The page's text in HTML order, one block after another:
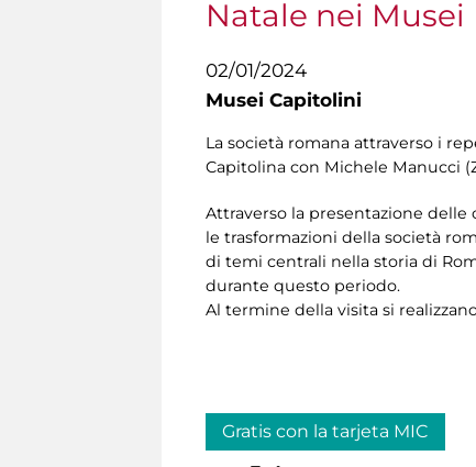
Natale nei Musei
02/01/2024
Musei Capitolini
La società romana attraverso i
Capitolina con Michele Manucci
Attraverso la presentazione
le trasformazioni della società
di temi centrali nella storia di
durante questo periodo.
Al termine della visita si
Gratis con la tarjeta MIC